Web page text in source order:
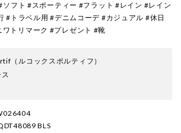
ソフト #スポーティー #フラット #レイン #レイン
#トラベル用 #デニムコーデ #カジュアル #休日
トリマーク #プレゼント #靴
（ルコックスポルティフ）
BLS